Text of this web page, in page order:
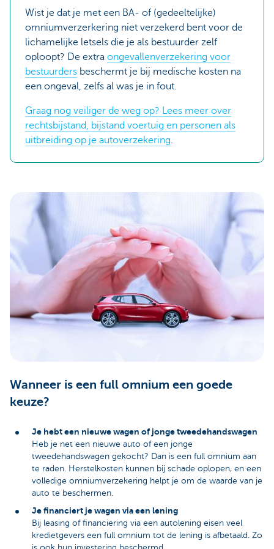
Wist je dat je met een BA- of (gedeeltelijke)
omniumverzerkering niet verzekerd bent voor de
lichamelijke letsels die je als bestuurder zelf
oploopt? De extra ongevallenverzekering voor
bestuurders beschermt je bij medische kosten na
een ongeval, zelfs al was je in fout.
Graag nog veiliger de weg op? Lees meer over
rechtsbijstand, bijstand voertuig en personen als
uitbreiding op je autoverzekering.
Wanneer is een full omnium een goede
keuze?
Je hebt een nieuwe wagen of jonge tweedehandswagen
Heb je net een nieuwe auto of een jonge
tweedehandswagen gekocht? Dan is een full omnium aan
te raden. Herstelkosten kunnen bij schade oplopen, en een
volledige omniumverzekering helpt je om de waarde van je
auto te beschermen.
Je financiert je wagen via een lening
Bij leasing of financiering via een autolening eisen veel
kredietgevers een full omnium tot de lening is afbetaald. Zo